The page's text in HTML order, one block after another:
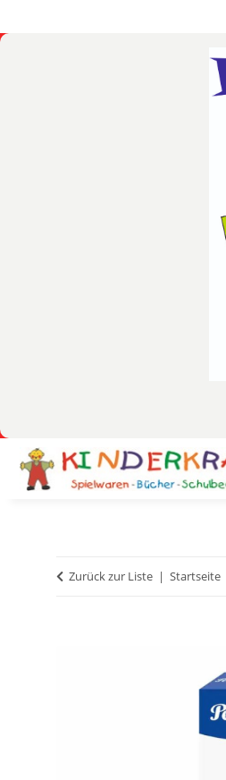
Zurück zur Liste Startseite